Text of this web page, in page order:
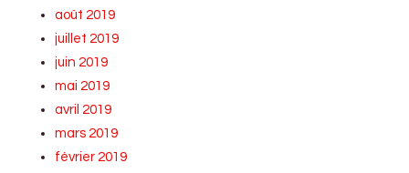
août 2019
juillet 2019
juin 2019
mai 2019
avril 2019
mars 2019
février 2019